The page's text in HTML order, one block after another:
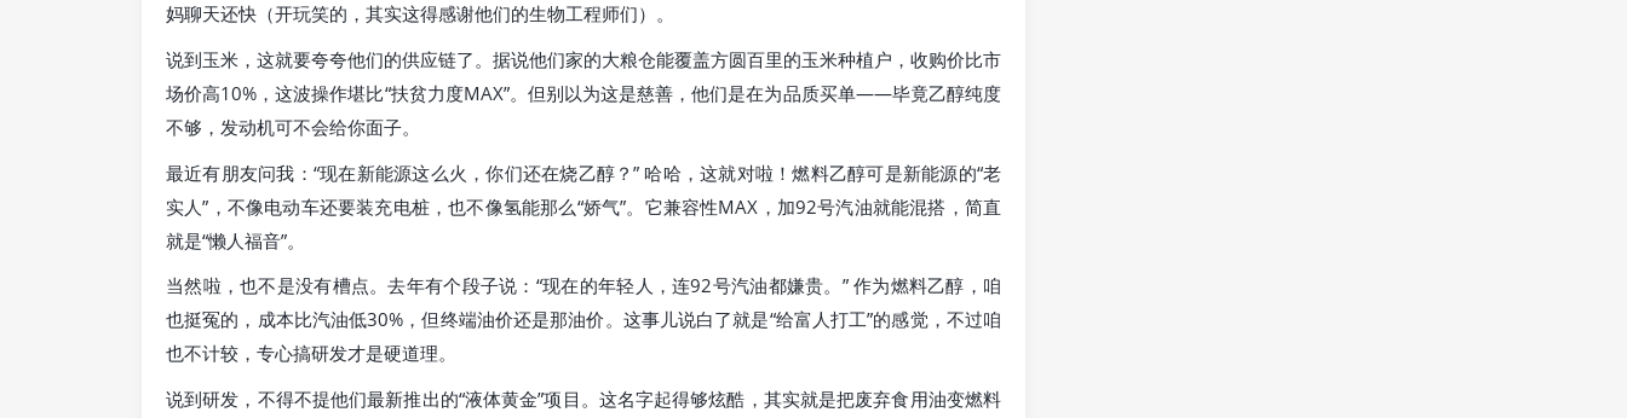
妈聊天还快（开玩笑的，其实这得感谢他们的生物工程师们）。
说到玉米，这就要夸夸他们的供应链了。据说他们家的大粮仓能覆盖方圆百里的玉米种植户，收购价比市
场价高10%，这波操作堪比“扶贫力度MAX”。但别以为这是慈善，他们是在为品质买单——毕竟乙醇纯度
不够，发动机可不会给你面子。
最近有朋友问我：“现在新能源这么火，你们还在烧乙醇？” 哈哈，这就对啦！燃料乙醇可是新能源的“老
实人”，不像电动车还要装充电桩，也不像氢能那么“娇气”。它兼容性MAX，加92号汽油就能混搭，简直
就是“懒人福音”。
当然啦，也不是没有槽点。去年有个段子说：“现在的年轻人，连92号汽油都嫌贵。” 作为燃料乙醇，咱
也挺冤的，成本比汽油低30%，但终端油价还是那油价。这事儿说白了就是“给富人打工”的感觉，不过咱
也不计较，专心搞研发才是硬道理。
说到研发，不得不提他们最新推出的“液体黄金”项目。这名字起得够炫酷，其实就是把废弃食用油变燃料